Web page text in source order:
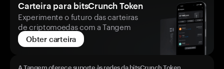
Carteira para bitsCrunch Token
Experimente o futuro das carteiras
de criptomoedas com a Tangem
Obter carteira